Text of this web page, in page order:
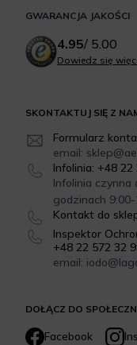
DOŁĄCZ DO
Facebook
SKONTAKTUJ SIĘ Z
Formularz
email:
Infolinia: +48
Infolinia czynna
godzinach
Kontakt do
Inspektor
+48 22 572 32
email:
GWARANCJA JAKOŚCI
4.95/ 5.00
Dowiedz się